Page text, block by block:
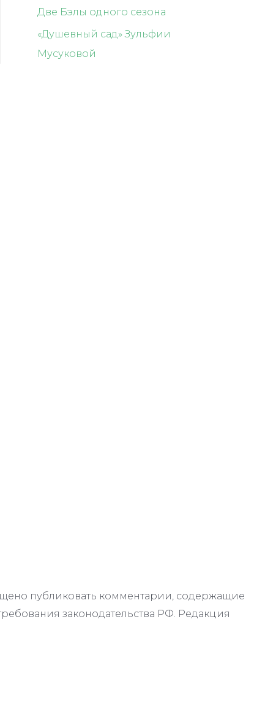
Две Бэлы одного сезона
«Душевный сад» Зульфии
Мусуковой
публиковать комментарии, содержащие
законодательства РФ. Редакция